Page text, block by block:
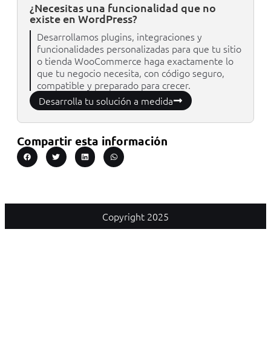
¿Necesitas una funcionalidad que no
existe en WordPress?
Desarrollamos plugins, integraciones y
funcionalidades personalizadas para que tu sitio
o tienda WooCommerce haga exactamente lo
que tu negocio necesita, con código seguro,
compatible y preparado para crecer.
Desarrolla tu solución a medida
Compartir esta información
Copyright 2025